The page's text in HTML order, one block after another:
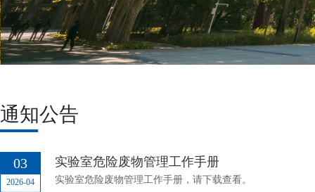
通知公告
03
2026-04
实验室危险废物管理工作手册
实验室危险废物管理工作手册，请下载查看。